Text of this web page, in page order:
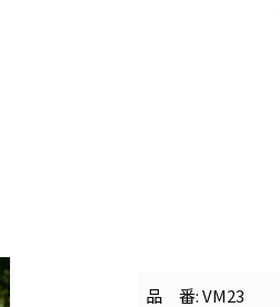
品 番: VM23